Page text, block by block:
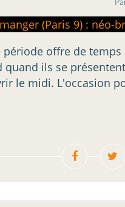
période offre de
quand ils se
le midi. L'occasion